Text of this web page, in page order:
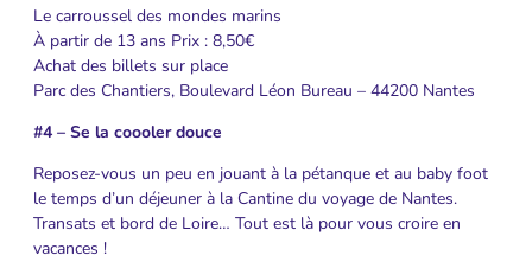
Le carroussel des mondes marins
À partir de 13 ans Prix : 8,50€
Achat des billets sur place
Parc des Chantiers, Boulevard Léon Bureau – 44200 Nantes
#4 – Se la coooler douce
Reposez-vous un peu en jouant à la pétanque et au baby foot
le temps d’un déjeuner à la Cantine du voyage de Nantes.
Transats et bord de Loire… Tout est là pour vous croire en
vacances !